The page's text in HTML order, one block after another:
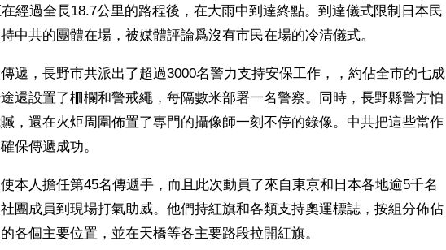
經過全長18.7公里的路程後，在大雨中到達終點。到達儀式限制日本民
中共的團體在場，被媒體評論爲沒有市民在場的冷清儀式。
遞，長野市共派出了超過3000名警力支持安保工作，，約佔全市的七成
還設置了柵欄和警戒繩，每隔數米部署一名警察。同時，長野縣警方怕
，還在火炬周圍佈置了專門的攝像師一刻不停的錄像。中共把這些當作
保傳遞成功。
本人擔任第45名傳遞手，而且此次動員了來自東京和日本各地逾5千名
團成員到現場打氣助威。他們持紅旗和各類支持奧運標誌，按組分佈佔
各個主要位置，並在天橋等各主要路段拉開紅旗。